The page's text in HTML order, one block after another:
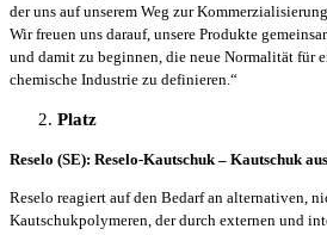
der uns auf unserem Weg zur
Wir freuen uns darauf, unsere Produkte
und damit zu beginnen, die neue Normalität für
chemische Industrie zu definieren.“
Platz
Reselo (SE): Reselo-Kautschuk – Kautschuk
Reselo reagiert auf den Bedarf an alternativen,
Kautschukpolymeren, der durch externen und